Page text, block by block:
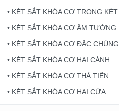
• KÉT SẮT KHÓA CƠ TRONG KÉT
• KÉT SẮT KHÓA CƠ ÂM TƯỜNG
• KÉT SẮT KHÓA CƠ ĐẶC CHỦNG
• KÉT SẮT KHÓA CƠ HAI CÁNH
• KÉT SẮT KHÓA CƠ THẢ TIỀN
• KÉT SẮT KHÓA CƠ HAI CỬA